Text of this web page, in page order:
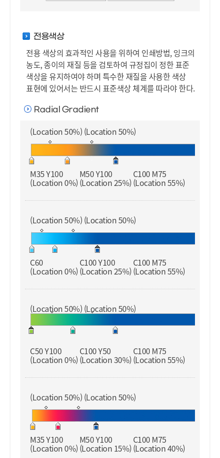
전용색상
전용 색상의 효과적인 사용을 위하여 인쇄방법, 잉크의
농도, 종이의 재질 등을 검토하여 규정집이 정한 표준
색상을 유지하여야 하며 특수한 재질을 사용한 색상
표현에 있어서는 반드시 표준색상 체계를 따라야 한다.
Radial Gradient
(Location 50%) (Location 50%)
M35 Y100
(Location 0%)
M50 Y100
(Location 25%)
C100 M75
(Location 55%)
(Location 50%) (Location 50%)
C60
(Location 0%)
C100 Y100
(Location 25%)
C100 M75
(Location 55%)
(Location 50%) (Location 50%)
C50 Y100
(Location 0%)
C100 Y50
(Location 30%)
C100 M75
(Location 55%)
(Location 50%) (Location 50%)
M35 Y100
(Location 0%)
M50 Y100
(Location 15%)
C100 M75
(Location 40%)